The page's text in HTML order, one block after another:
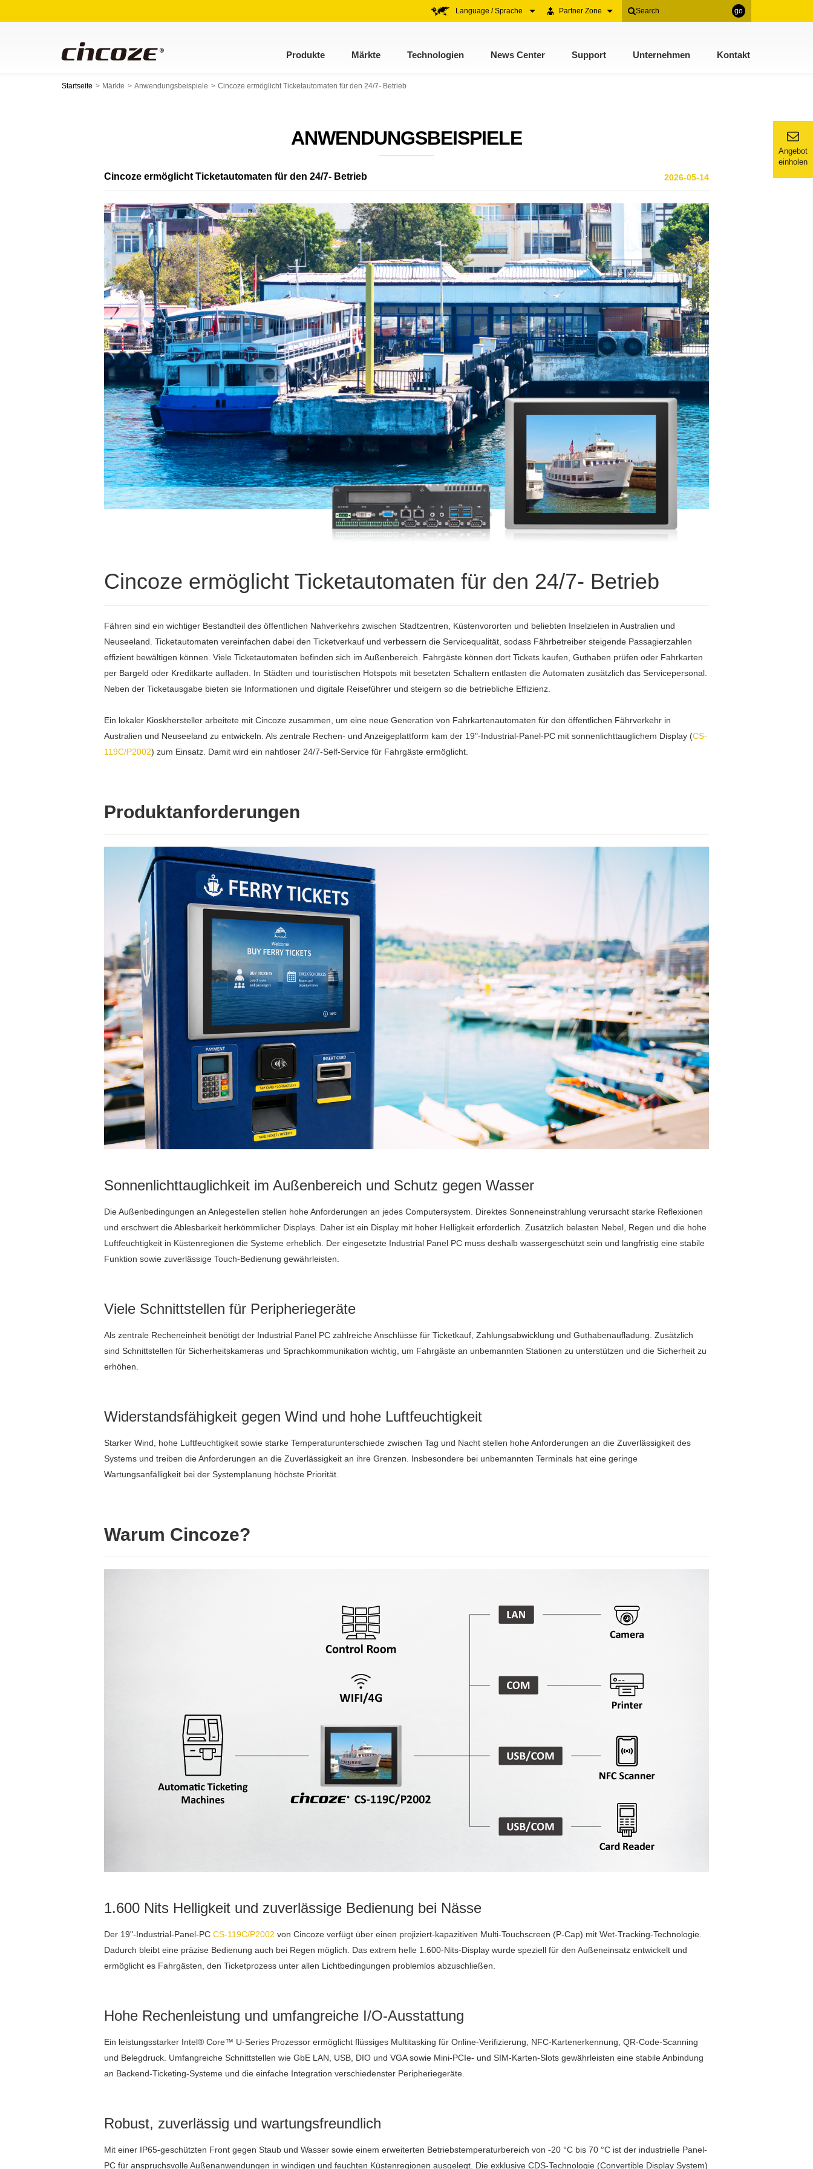
go
Partner Zone
Language / Sprache
Produkte Märkte Technologien News Center Support Unternehmen Kontakt
Angebot
einholen
Startseite Märkte Anwendungsbeispiele Cincoze ermöglicht Ticketautomaten für den 24/7- Betrieb
ANWENDUNGSBEISPIELE
2026-05-14
Cincoze ermöglicht Ticketautomaten für den 24/7- Betrieb
Cincoze ermöglicht Ticketautomaten für den 24/7- Betrieb
Fähren sind ein wichtiger Bestandteil des öffentlichen Nahverkehrs zwischen Stadtzentren, Küstenvororten und beliebten Inselzielen in Australien und
Neuseeland. Ticketautomaten vereinfachen dabei den Ticketverkauf und verbessern die Servicequalität, sodass Fährbetreiber steigende Passagierzahlen
effizient bewältigen können. Viele Ticketautomaten befinden sich im Außenbereich. Fahrgäste können dort Tickets kaufen, Guthaben prüfen oder Fahrkarten
per Bargeld oder Kreditkarte aufladen. In Städten und touristischen Hotspots mit besetzten Schaltern entlasten die Automaten zusätzlich das Servicepersonal.
Neben der Ticketausgabe bieten sie Informationen und digitale Reiseführer und steigern so die betriebliche Effizienz.
Ein lokaler Kioskhersteller arbeitete mit Cincoze zusammen, um eine neue Generation von Fahrkartenautomaten für den öffentlichen Fährverkehr in
Australien und Neuseeland zu entwickeln. Als zentrale Rechen- und Anzeigeplattform kam der 19"-Industrial-Panel-PC mit sonnenlichttauglichem Display (CS-
119C/P2002) zum Einsatz. Damit wird ein nahtloser 24/7-Self-Service für Fahrgäste ermöglicht.
Produktanforderungen
Sonnenlichttauglichkeit im Außenbereich und Schutz gegen Wasser
Die Außenbedingungen an Anlegestellen stellen hohe Anforderungen an jedes Computersystem. Direktes Sonneneinstrahlung verursacht starke Reflexionen
und erschwert die Ablesbarkeit herkömmlicher Displays. Daher ist ein Display mit hoher Helligkeit erforderlich. Zusätzlich belasten Nebel, Regen und die hohe
Luftfeuchtigkeit in Küstenregionen die Systeme erheblich. Der eingesetzte Industrial Panel PC muss deshalb wassergeschützt sein und langfristig eine stabile
Funktion sowie zuverlässige Touch-Bedienung gewährleisten.
Viele Schnittstellen für Peripheriegeräte
Als zentrale Recheneinheit benötigt der Industrial Panel PC zahlreiche Anschlüsse für Ticketkauf, Zahlungsabwicklung und Guthabenaufladung. Zusätzlich
sind Schnittstellen für Sicherheitskameras und Sprachkommunikation wichtig, um Fahrgäste an unbemannten Stationen zu unterstützen und die Sicherheit zu
erhöhen.
Widerstandsfähigkeit gegen Wind und hohe Luftfeuchtigkeit
Starker Wind, hohe Luftfeuchtigkeit sowie starke Temperaturunterschiede zwischen Tag und Nacht stellen hohe Anforderungen an die Zuverlässigkeit des
Systems und treiben die Anforderungen an die Zuverlässigkeit an ihre Grenzen. Insbesondere bei unbemannten Terminals hat eine geringe
Wartungsanfälligkeit bei der Systemplanung höchste Priorität.
Warum Cincoze?
1.600 Nits Helligkeit und zuverlässige Bedienung bei Nässe
Der 19"-Industrial-Panel-PC CS-119C/P2002 von Cincoze verfügt über einen projiziert-kapazitiven Multi-Touchscreen (P-Cap) mit Wet-Tracking-Technologie.
Dadurch bleibt eine präzise Bedienung auch bei Regen möglich. Das extrem helle 1.600-Nits-Display wurde speziell für den Außeneinsatz entwickelt und
ermöglicht es Fahrgästen, den Ticketprozess unter allen Lichtbedingungen problemlos abzuschließen.
Hohe Rechenleistung und umfangreiche I/O-Ausstattung
Ein leistungsstarker Intel® Core™ U-Series Prozessor ermöglicht flüssiges Multitasking für Online-Verifizierung, NFC-Kartenerkennung, QR-Code-Scanning
und Belegdruck. Umfangreiche Schnittstellen wie GbE LAN, USB, DIO und VGA sowie Mini-PCIe- und SIM-Karten-Slots gewährleisten eine stabile Anbindung
an Backend-Ticketing-Systeme und die einfache Integration verschiedenster Peripheriegeräte.
Robust, zuverlässig und wartungsfreundlich
Mit einer IP65-geschützten Front gegen Staub und Wasser sowie einem erweiterten Betriebstemperaturbereich von -20 °C bis 70 °C ist der industrielle Panel-
PC für anspruchsvolle Außenanwendungen in windigen und feuchten Küstenregionen ausgelegt. Die exklusive CDS-Technologie (Convertible Display System)